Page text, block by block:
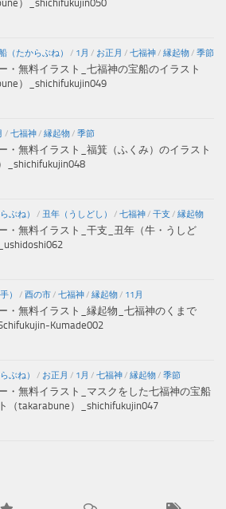
）_shichifukujin050
（たからぶね） / 1月 / お正月 / 七福神/ 縁起物/ 季節
・無料イラスト_七福神の宝船のイラスト
）_shichifukujin049
/ 七福神/ 縁起物/ 季節
・無料イラスト_福箕（ふくみ）のイラスト
_shichifukujin048
ぶね） / 丑年（うしどし） / 七福神/ 干支 / 縁起物
・無料イラスト_干支_丑年（牛・うしど
） / 酉の市/ 七福神/ 縁起物/ 11月
・無料イラスト_縁起物_七福神のくまで
Kumade002
ぶね） / お正月 / 1月 / 七福神/ 縁起物/ 季節
・無料イラスト_マスクをした七福神の宝船
（takarabune）_shichifukujin047